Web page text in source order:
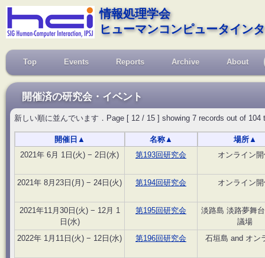
情報処理学会
ヒューマンコンピュータイン
Top Events Reports Archive About
開催済の研究会・イベント
新しい順に並んでいます．Page [ 12 / 15 ] showing 7 records out of
開催日 ▲ 名称 ▲ 場所▲
2021年 6月 1日(火) − 2日(水)
第193回研究会 オンライン
2021年 8月23日(月) − 24日(火) 第194回研究会 オンライン
2021年11月30日(火) − 12月 1
日(水)
第195回研究会
淡路島 淡路夢舞
議場
2022年 1月11日(火) − 12日(水)
第196回研究会 石垣島 and オン